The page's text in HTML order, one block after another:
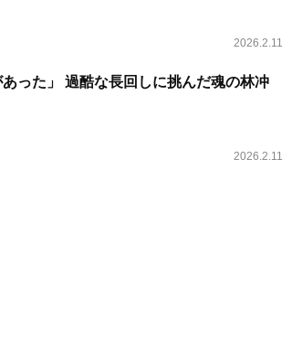
2026.2.11
った」 過酷な長回しに挑んだ魂の林冲
2026.2.11